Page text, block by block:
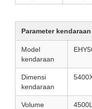
Parameter kendaraan
Model
kendaraan
Dimensi
kendaraan
Volume
4500L